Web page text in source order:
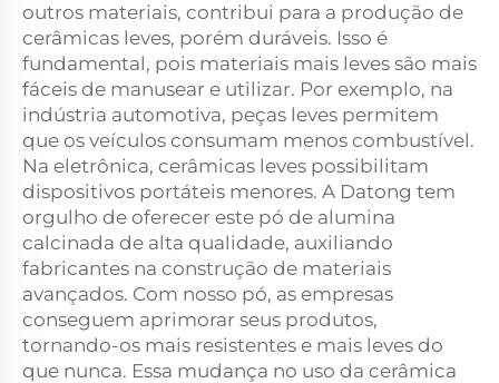
outros materiais, contribui para a produção de
cerâmicas leves, porém duráveis. Isso é
fundamental, pois materiais mais leves são mais
fáceis de manusear e utilizar. Por exemplo, na
indústria automotiva, peças leves permitem
que os veículos consumam menos combustível.
Na eletrônica, cerâmicas leves possibilitam
dispositivos portáteis menores. A Datong tem
orgulho de oferecer este pó de alumina
calcinada de alta qualidade, auxiliando
fabricantes na construção de materiais
avançados. Com nosso pó, as empresas
conseguem aprimorar seus produtos,
tornando-os mais resistentes e mais leves do
que nunca. Essa mudança no uso da cerâmica